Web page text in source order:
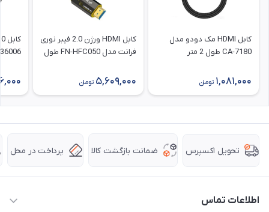
کابل HDMI مک دودو مدل
CA-7180 طول 2 متر
1,081,000 تومان
کابل HDMI ورژن 2.0 فیبر نوری
فرانت مدل FN-HFC050 طول
5,609,000 تومان
105036006
تحویل اکسپرس ضمانت بازگشت کالا پرداخت در محل
اطلاعات تماس